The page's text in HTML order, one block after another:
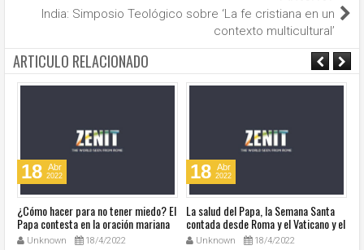
India: Simposio Teológico sobre ‘La fe cristiana en un
contexto multicultural’
ARTICULO RELACIONADO
18 Abr
2022
¿Cómo hacer para no tener miedo? El
Papa contesta en la oración mariana
de este lunes en la Plaza de San
Unknown 18/4/2022
18 Abr
2022
La salud del Papa, la Semana Santa
contada desde Roma y el Vaticano y el
resumen de noticias en audio
Unknown 18/4/2022